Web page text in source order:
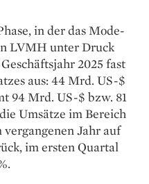
in der das Mode-
LVMH unter Druck
2025 fast
aus: 44 Mrd. US-$
94 Mrd. US-$ bzw. 81
Umsätze im Bereich
Jahr auf
im ersten Quartal